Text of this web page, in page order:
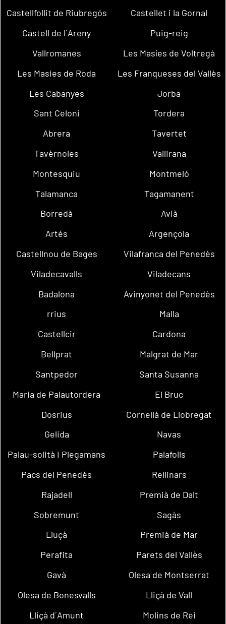
Castellfollit de Riubregós
Castellet i la Gornal
Castell de l´Areny
Puig-reig
Vallromanes
Les Masíes de Voltregà
Les Masies de Roda
Les Franqueses del Vallès
Les Cabanyes
Jorba
Sant Celoni
Tordera
Abrera
Tavertet
Tavèrnoles
Vallirana
Montesquiu
Montmeló
Talamanca
Tagamanent
Borredà
Avià
Artés
Argençola
Castellnou de Bages
Vilafranca del Penedès
Viladecavalls
Viladecans
Badalona
Avinyonet del Penedès
rrius
Malla
Castellcir
Cardona
Bellprat
Malgrat de Mar
Santpedor
Santa Susanna
Maria de Palautordera
El Bruc
Dosrius
Cornellà de Llobregat
Gelida
Navas
Palau-solità i Plegamans
Palafolls
Pacs del Penedès
Rellinars
Rajadell
Premià de Dalt
Sobremunt
Sagàs
Lluçà
Premià de Mar
Perafita
Parets del Vallès
Gavà
Olesa de Montserrat
Olesa de Bonesvalls
Lliçà de Vall
Lliçà d´Amunt
Molins de Rei